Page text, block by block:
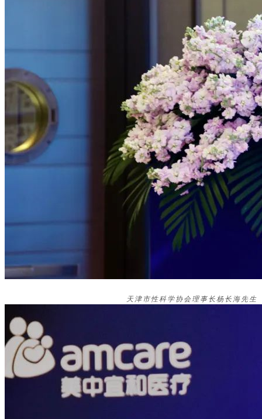
天津市性科学协会理事长杨长海先生